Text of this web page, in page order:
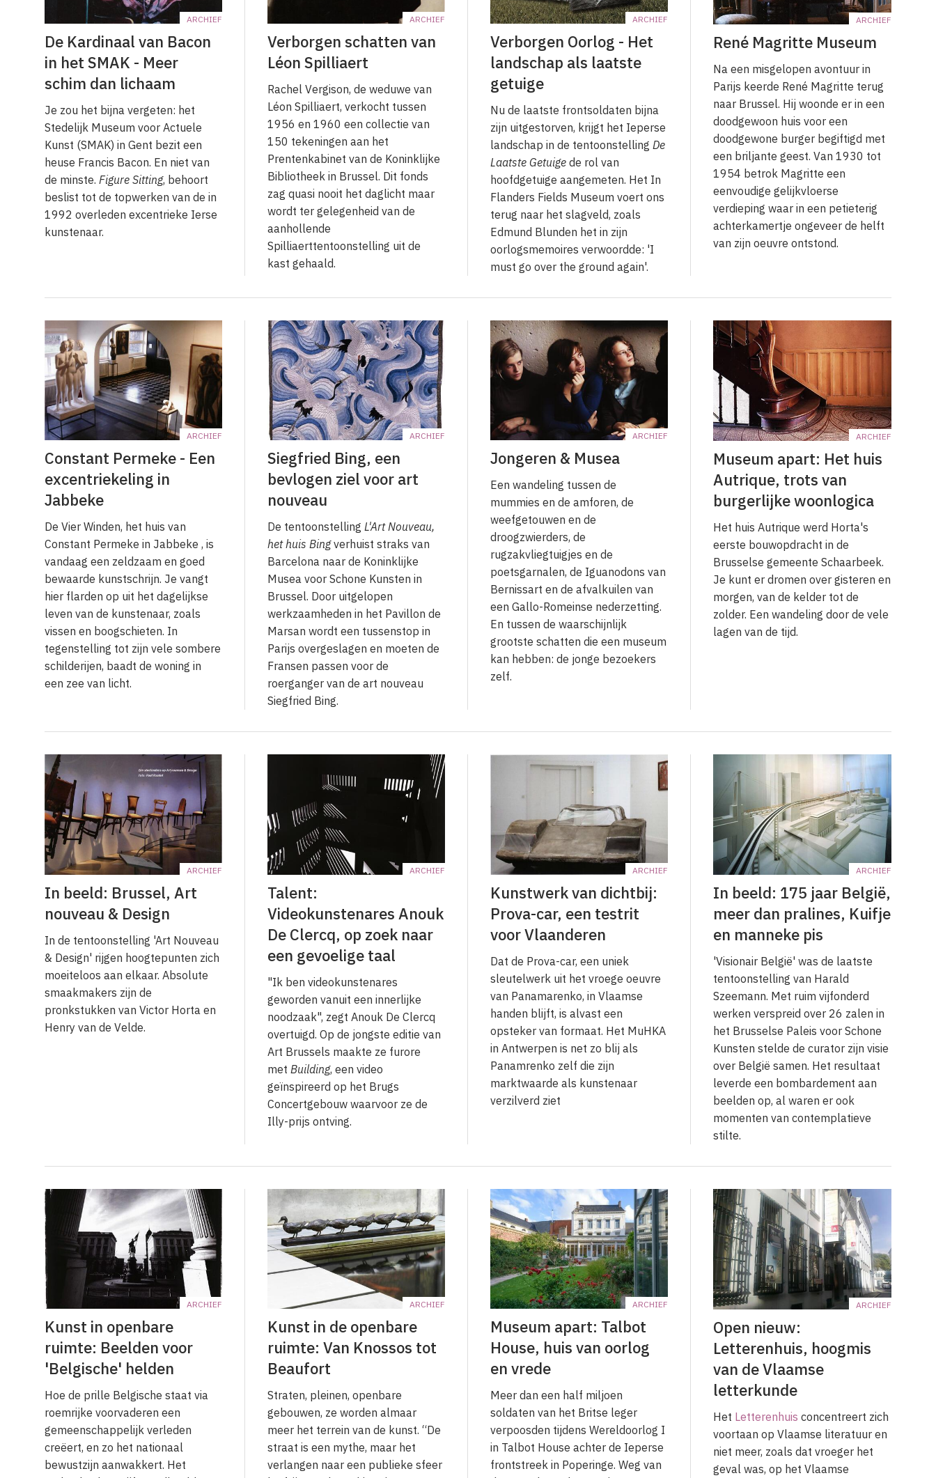
ARCHIEF
De Kardinaal van Bacon
in het SMAK - Meer
schim dan lichaam
Je zou het bijna vergeten: het
Stedelijk Museum voor Actuele
Kunst (SMAK) in Gent bezit een
heuse Francis Bacon. En niet van
de minste. Figure Sitting, behoort
beslist tot de topwerken van de in
1992 overleden excentrieke Ierse
kunstenaar.
ARCHIEF
Verborgen schatten van
Léon Spilliaert
Rachel Vergison, de weduwe van
Léon Spilliaert, verkocht tussen
1956 en 1960 een collectie van
150 tekeningen aan het
Prentenkabinet van de Koninklijke
Bibliotheek in Brussel. Dit fonds
zag quasi nooit het daglicht maar
wordt ter gelegenheid van de
aanhollende
Spilliaerttentoonstelling uit de
kast gehaald.
ARCHIEF
Verborgen Oorlog - Het
landschap als laatste
getuige
Nu de laatste frontsoldaten bijna
zijn uitgestorven, krijgt het Ieperse
landschap in de tentoonstelling De
Laatste Getuige de rol van
hoofdgetuige aangemeten. Het In
Flanders Fields Museum voert ons
terug naar het slagveld, zoals
Edmund Blunden het in zijn
oorlogsmemoires verwoordde: 'I
must go over the ground again'.
ARCHIEF
René Magritte Museum
Na een misgelopen avontuur in
Parijs keerde René Magritte terug
naar Brussel. Hij woonde er in een
doodgewoon huis voor een
doodgewone burger begiftigd met
een briljante geest. Van 1930 tot
1954 betrok Magritte een
eenvoudige gelijkvloerse
verdieping waar in een petieterig
achterkamertje ongeveer de helft
van zijn oeuvre ontstond.
ARCHIEF
Constant Permeke - Een
excentriekeling in
Jabbeke
De Vier Winden, het huis van
Constant Permeke in Jabbeke , is
vandaag een zeldzaam en goed
bewaarde kunstschrijn. Je vangt
hier flarden op uit het dagelijkse
leven van de kunstenaar, zoals
vissen en boogschieten. In
tegenstelling tot zijn vele sombere
schilderijen, baadt de woning in
een zee van licht.
ARCHIEF
Siegfried Bing, een
bevlogen ziel voor art
nouveau
De tentoonstelling L'Art Nouveau,
het huis Bingverhuist straks van
Barcelona naar de Koninklijke
Musea voor Schone Kunsten in
Brussel. Door uitgelopen
werkzaamheden in het Pavillon de
Marsan wordt een tussenstop in
Parijs overgeslagen en moeten de
Fransen passen voor de
roerganger van de art nouveau
Siegfried Bing.
ARCHIEF
Jongeren & Musea
Een wandeling tussen de
mummies en de amforen, de
weefgetouwen en de
droogzwierders, de
rugzakvliegtuigjes en de
poetsgarnalen, de Iguanodons van
Bernissart en de afvalkuilen van
een Gallo-Romeinse nederzetting.
En tussen de waarschijnlijk
grootste schatten die een museum
kan hebben: de jonge bezoekers
zelf.
ARCHIEF
Museum apart: Het huis
Autrique, trots van
burgerlijke woonlogica
Het huis Autrique werd Horta's
eerste bouwopdracht in de
Brusselse gemeente Schaarbeek.
Je kunt er dromen over gisteren en
morgen, van de kelder tot de
zolder. Een wandeling door de vele
lagen van de tijd.
ARCHIEF
In beeld: Brussel, Art
nouveau & Design
In de tentoonstelling 'Art Nouveau
& Design' rijgen hoogtepunten zich
moeiteloos aan elkaar. Absolute
smaakmakers zijn de
pronkstukken van Victor Horta en
Henry van de Velde.
ARCHIEF
Talent:
Videokunstenares Anouk
De Clercq, op zoek naar
een gevoelige taal
"Ik ben videokunstenares
geworden vanuit een innerlijke
noodzaak", zegt Anouk De Clercq
overtuigd. Op de jongste editie van
Art Brussels maakte ze furore
met Building, een video
geïnspireerd op het Brugs
Concertgebouw waarvoor ze de
Illy-prijs ontving.
ARCHIEF
Kunstwerk van dichtbij:
Prova-car, een testrit
voor Vlaanderen
Dat de Prova-car, een uniek
sleutelwerk uit het vroege oeuvre
van Panamarenko, in Vlaamse
handen blijft, is alvast een
opsteker van formaat. Het MuHKA
in Antwerpen is net zo blij als
Panamrenko zelf die zijn
marktwaarde als kunstenaar
verzilverd ziet
ARCHIEF
In beeld: 175 jaar België,
meer dan pralines, Kuifje
en manneke pis
'Visionair België' was de laatste
tentoonstelling van Harald
Szeemann. Met ruim vijfonderd
werken verspreid over 26 zalen in
het Brusselse Paleis voor Schone
Kunsten stelde de curator zijn visie
over België samen. Het resultaat
leverde een bombardement aan
beelden op, al waren er ook
momenten van contemplatieve
stilte.
ARCHIEF
Kunst in openbare
ruimte: Beelden voor
'Belgische' helden
Hoe de prille Belgische staat via
roemrijke voorvaderen een
gemeenschappelijk verleden
creëert, en zo het nationaal
bewustzijn aanwakkert. Het
ARCHIEF
Kunst in de openbare
ruimte: Van Knossos tot
Beaufort
Straten, pleinen, openbare
gebouwen, ze worden almaar
meer het terrein van de kunst. “De
straat is een mythe, maar het
verlangen naar een publieke sfeer
ARCHIEF
Museum apart: Talbot
House, huis van oorlog
en vrede
Meer dan een half miljoen
soldaten van het Britse leger
verpoosden tijdens Wereldoorlog I
in Talbot House achter de Ieperse
frontstreek in Poperinge. Weg van
ARCHIEF
Open nieuw:
Letterenhuis, hoogmis
van de Vlaamse
letterkunde
Het Letterenhuis concentreert zich
voortaan op Vlaamse literatuur en
niet meer, zoals dat vroeger het
geval was, op het Vlaamse